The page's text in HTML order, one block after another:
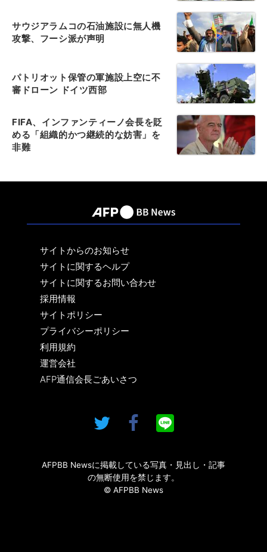
サウジアラムコの石油施設に無人機
攻撃、フーシ派が声明
パトリオット保管の軍施設上空に不
審ドローン ドイツ西部
FIFA、インファンティーノ会長を貶
める「組織的かつ継続的な妨害」を
非難
サイトからのお知らせ
サイトに関するヘルプ
サイトに関するお問い合わせ
採用情報
サイトポリシー
プライバシーポリシー
利用規約
運営会社
AFP通信会長ごあいさつ
AFPBB Newsに掲載している写真・見出し・記事
の無断使用を禁じます。
© AFPBB News